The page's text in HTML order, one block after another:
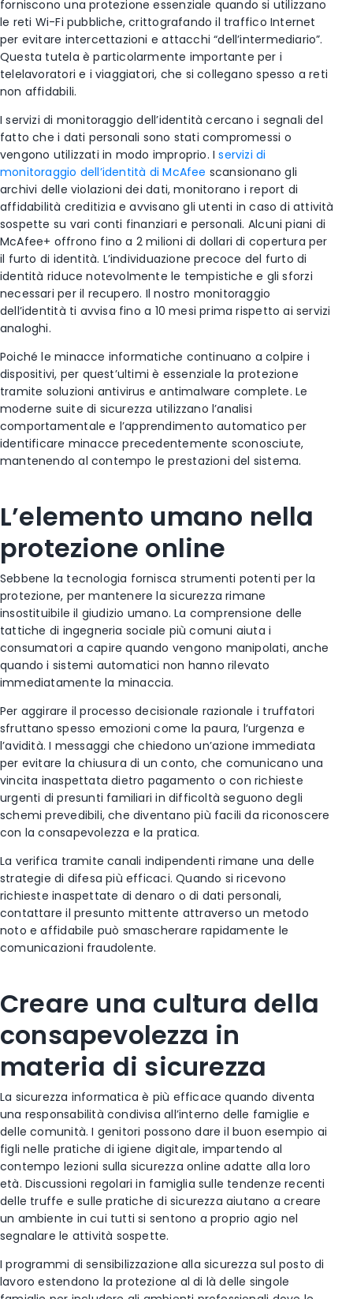
forniscono una protezione essenziale quando si utilizzano
le reti Wi-Fi pubbliche, crittografando il traffico Internet
per evitare intercettazioni e attacchi “dell’intermediario”.
Questa tutela è particolarmente importante per i
telelavoratori e i viaggiatori, che si collegano spesso a reti
non affidabili.
I servizi di monitoraggio dell’identità cercano i segnali del
fatto che i dati personali sono stati compromessi o
vengono utilizzati in modo improprio. Iservizi di
monitoraggio dell’identità di McAfee scansionano gli
archivi delle violazioni dei dati, monitorano i report di
affidabilità creditizia e avvisano gli utenti in caso di attività
sospette su vari conti finanziari e personali. Alcuni piani di
McAfee+ offrono fino a 2 milioni di dollari di copertura per
il furto di identità. L’individuazione precoce del furto di
identità riduce notevolmente le tempistiche e gli sforzi
necessari per il recupero. Il nostro monitoraggio
dell’identità ti avvisa fino a 10 mesi prima rispetto ai servizi
analoghi.
Poiché le minacce informatiche continuano a colpire i
dispositivi, per quest’ultimi è essenziale la protezione
tramite soluzioni antivirus e antimalware complete. Le
moderne suite di sicurezza utilizzano l’analisi
comportamentale e l’apprendimento automatico per
identificare minacce precedentemente sconosciute,
mantenendo al contempo le prestazioni del sistema.
L’elemento umano nella
protezione online
Sebbene la tecnologia fornisca strumenti potenti per la
protezione, per mantenere la sicurezza rimane
insostituibile il giudizio umano. La comprensione delle
tattiche di ingegneria sociale più comuni aiuta i
consumatori a capire quando vengono manipolati, anche
quando i sistemi automatici non hanno rilevato
immediatamente la minaccia.
Per aggirare il processo decisionale razionale i truffatori
sfruttano spesso emozioni come la paura, l’urgenza e
l’avidità. I messaggi che chiedono un’azione immediata
per evitare la chiusura di un conto, che comunicano una
vincita inaspettata dietro pagamento o con richieste
urgenti di presunti familiari in difficoltà seguono degli
schemi prevedibili, che diventano più facili da riconoscere
con la consapevolezza e la pratica.
La verifica tramite canali indipendenti rimane una delle
strategie di difesa più efficaci. Quando si ricevono
richieste inaspettate di denaro o di dati personali,
contattare il presunto mittente attraverso un metodo
noto e affidabile può smascherare rapidamente le
comunicazioni fraudolente.
Creare una cultura della
consapevolezza in
materia di sicurezza
La sicurezza informatica è più efficace quando diventa
una responsabilità condivisa all’interno delle famiglie e
delle comunità. I genitori possono dare il buon esempio ai
figli nelle pratiche di igiene digitale, impartendo al
contempo lezioni sulla sicurezza online adatte alla loro
età. Discussioni regolari in famiglia sulle tendenze recenti
delle truffe e sulle pratiche di sicurezza aiutano a creare
un ambiente in cui tutti si sentono a proprio agio nel
segnalare le attività sospette.
I programmi di sensibilizzazione alla sicurezza sul posto di
lavoro estendono la protezione al di là delle singole